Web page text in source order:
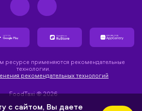
применяются рекомендательные
технологии.
рекомендательных технологий
FoodTaxi ® 2026
с сайтом, Вы даете